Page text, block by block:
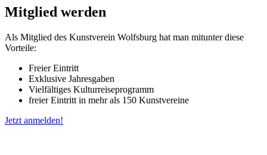
Mitglied werden
Als Mitglied des Kunstverein Wolfsburg hat man mitunter diese
Vorteile:
Freier Eintritt
Exklusive Jahresgaben
Vielfältiges Kulturreiseprogramm
freier Eintritt in mehr als 150 Kunstvereine
Jetzt anmelden!